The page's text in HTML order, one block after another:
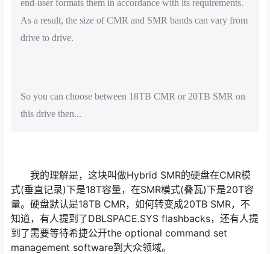
end-user formats them in accordance with its requirements.
As a result, the size of CMR and SMR bands can vary from
drive to drive.
So you can choose between 18TB CMR or 20TB SMR on
this drive then...
我的理解是，这块叫做Hybrid SMR的硬盘在CMR模
式(垂直记录)下是18T容量，在SMR模式(叠瓦)下是20T容
量。硬盘默认是18TB CMR，如何转变成20TB SMR，不
知道，有人提到了DBLSPACE.SYS flashbacks，还有人提
到了需要等待希捷公开the optional command set
management software到大众领域。